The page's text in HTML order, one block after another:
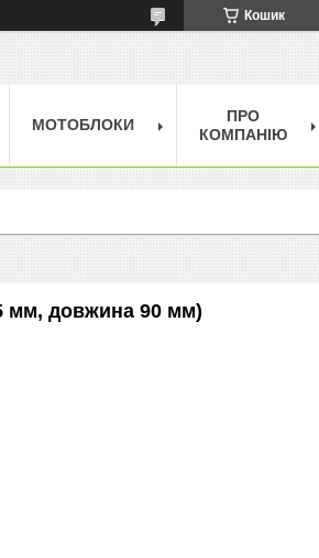
Кошик
МОТОБЛОКИ
ПРО
КОМПАНІЮ
мм, довжина 90 мм)